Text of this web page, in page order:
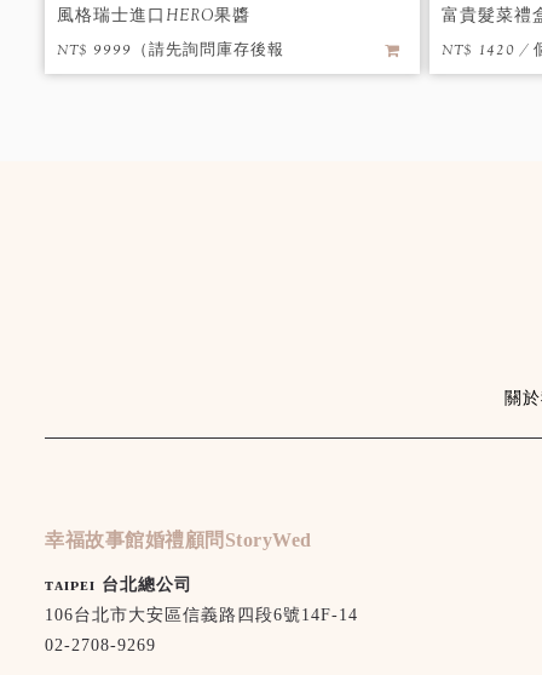
風格瑞士進口HERO果醬
NT$ 9999（請先詢問庫存後報
價） / 個
富貴髮菜禮
NT$ 1420 /
關
幸福故事館婚禮顧問StoryWed
ᴛᴀɪᴘᴇɪ 台北總公司
106台北市大安區信義路四段6號14F-14
02-2708-9269